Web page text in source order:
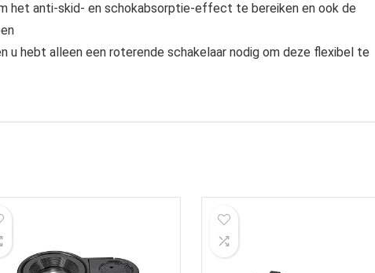
het anti-skid- en schokabsorptie-effect te bereiken en ook de
u hebt alleen een roterende schakelaar nodig om deze flexibel te